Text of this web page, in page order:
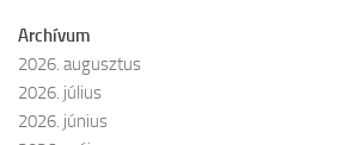
Archívum
2026. augusztus
2026. július
2026. június